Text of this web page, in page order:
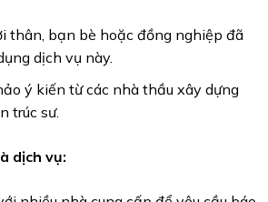
thân, bạn bè hoặc đồng nghiệp đã
dịch vụ này.
ý kiến từ các nhà thầu xây dựng
trúc sư.
dịch vụ: